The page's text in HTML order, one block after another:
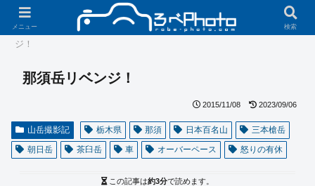
ホーム 撮影記 山岳撮影記
那須岳リベン
ジ！
那須岳リベンジ！
2015/11/08 2023/09/06
山岳撮影記 栃木県 那須 日本百名山
三本槍岳
朝日岳
茶臼岳 車 オーバーペース 怒りの有休
この記事は約3分で読めます。
メニュー 検索